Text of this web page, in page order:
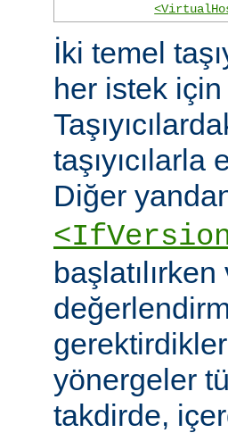
İki temel
her istek için
Diğer
yönergeler
takdirde,